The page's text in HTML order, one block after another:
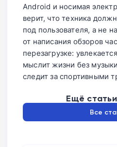
Android и носимая
верит, что техника
под пользователя, а не
от написания обзоров
перезагрузке:
мыслит жизни без
следит за спортивными
Ещё
Все